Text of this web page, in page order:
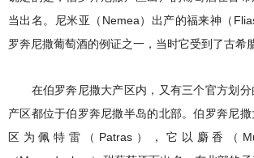
当出名。尼米亚（Nemea）出产的福来神（
罗奔尼撒葡萄酒的例证之一，当时它受到了古希
在伯罗奔尼撒大产区内，又有三个官方划分
产区都位于伯罗奔尼撒半岛的北部。伯罗奔尼
区为佩特雷（Patras），它以麝香（